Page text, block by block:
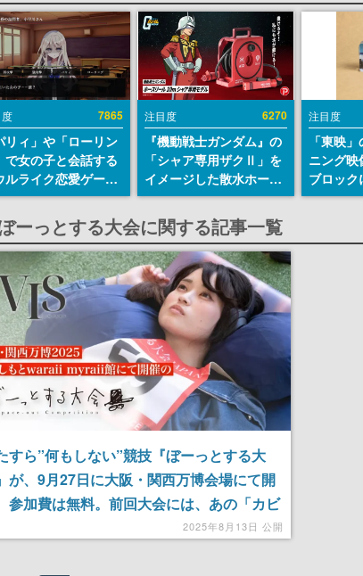
7865
リィ」や「ローリン
で女の子と会話する
ルライク恋愛ゲーム
早川さんはソウルラ
』無料公開。返事に
すると「YOU
」
注目度 6270
『機動戦士ガンダム』の
「シャア専用ザクⅡ」を
イメージした散水ホース
リールが予約開始。本体
にはシャアのパーソナル
マークやジオン公国軍の
エンブレム、型式番号な
どを配置
注目度
「東映
ニング映
ブロック
トリカル
ーっとする大会に関する記事一覧
すら”何もしない”競技『ぼーっとする大
が、9月27日に大阪・関西万博会場にて開
参加費は無料。前回大会には、あの「カビ
2025年8月13日 公開